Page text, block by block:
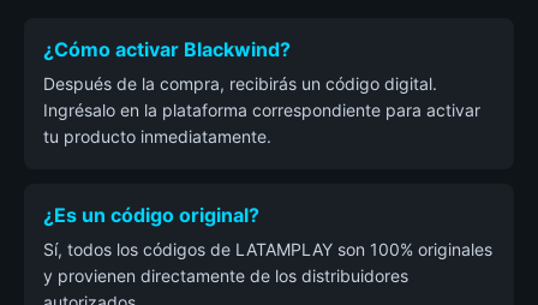
¿Cómo activar Blackwind?
Después de la compra, recibirás un código digital.
Ingrésalo en la plataforma correspondiente para activar
tu producto inmediatamente.
¿Es un código original?
Sí, todos los códigos de LATAMPLAY son 100% originales
y provienen directamente de los distribuidores